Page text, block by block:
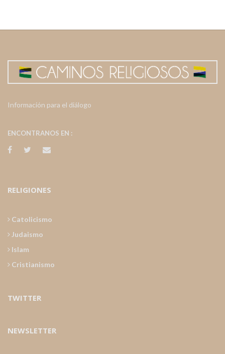
Información para el diálogo
ENCONTRANOS EN :
RELIGIONES
Catolicismo
Judaismo
Islam
Cristianismo
TWITTER
NEWSLETTER